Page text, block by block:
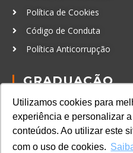
Utilizamos cookies para
experiência e personalizar
conteúdos. Ao utilizar este
com o uso de cookies.
Política de Cookies
Código de Conduta
Política Anticorrupção
GRADUAÇÃO
CURSOS,
Online